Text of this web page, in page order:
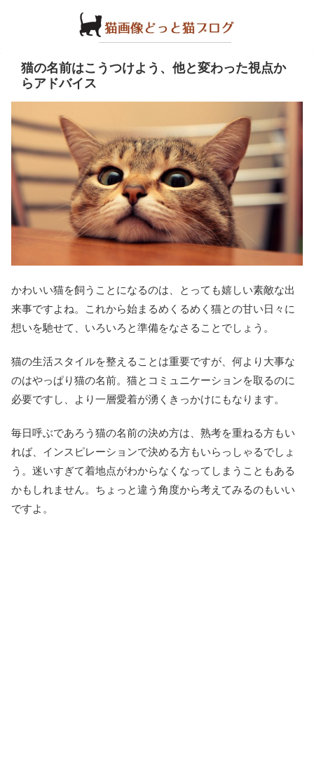
猫の名前はこうつけよう、他と変わった視点か
らアドバイス
かわいい猫を飼うことになるのは、とっても嬉しい素敵な出
来事ですよね。これから始まるめくるめく猫との甘い日々に
想いを馳せて、いろいろと準備をなさることでしょう。
猫の生活スタイルを整えることは重要ですが、何より大事な
のはやっぱり猫の名前。猫とコミュニケーションを取るのに
必要ですし、より一層愛着が湧くきっかけにもなります。
毎日呼ぶであろう猫の名前の決め方は、熟考を重ねる方もい
れば、インスピレーションで決める方もいらっしゃるでしょ
う。迷いすぎて着地点がわからなくなってしまうこともある
かもしれません。ちょっと違う角度から考えてみるのもいい
ですよ。